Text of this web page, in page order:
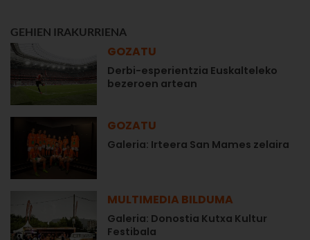
GEHIEN IRAKURRIENA
GOZATU
Derbi-esperientzia Euskalteleko
bezeroen artean
GOZATU
Galeria: Irteera San Mames zelaira
MULTIMEDIA BILDUMA
Galeria: Donostia Kutxa Kultur
Festibala